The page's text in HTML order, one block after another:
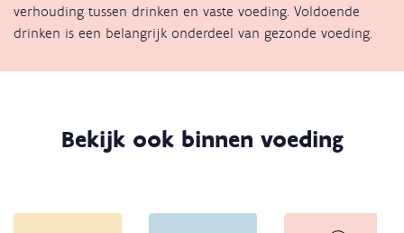
verhouding tussen drinken en vaste voeding. Voldoende
drinken is een belangrijk onderdeel van gezonde voeding.
Bekijk ook binnen voeding